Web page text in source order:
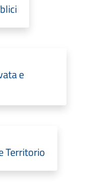
e
Territorio